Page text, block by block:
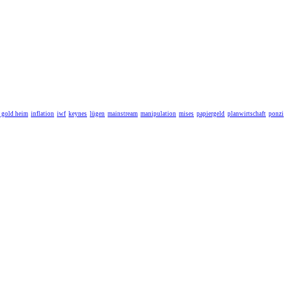
gold heim inflation iwf keynes lügen mainstream manipulation mises papiergeld planwirtschaft ponzi